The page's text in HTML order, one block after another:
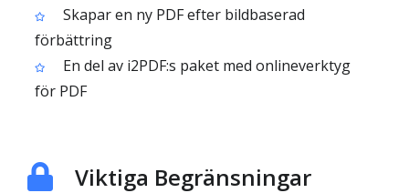
Skapar en ny PDF efter bildbaserad
förbättring
En del av i2PDF:s paket med onlineverktyg
för PDF
Viktiga Begränsningar